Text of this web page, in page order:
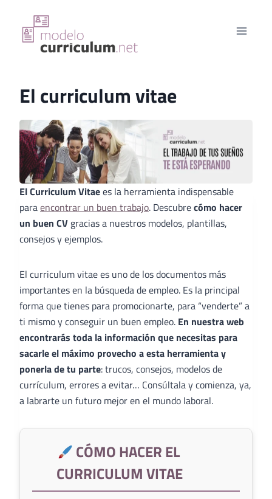
contenido
El curriculum vitae
El Curriculum Vitaees la herramienta indispensable
paraencontrar un buen trabajo. Descubrecómo hacer
un buen CV gracias a nuestros modelos, plantillas,
consejos y ejemplos.
El curriculum vitae es uno de los documentos más
importantes en la búsqueda de empleo. Es la principal
forma que tienes para promocionarte, para “venderte” a
ti mismo y conseguir un buen empleo. En nuestra web
encontrarás toda la información que necesitas para
sacarle el máximo provecho a esta herramienta y
ponerla de tu parte: trucos, consejos, modelos de
currículum, errores a evitar… Consúltala y comienza, ya,
a labrarte un futuro mejor en el mundo laboral.
CÓMO HACER EL
CURRICULUM VITAE